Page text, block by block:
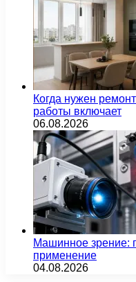
Когда нужен
работы включает
06.08.2026
Машинное зрение:
применение
04.08.2026